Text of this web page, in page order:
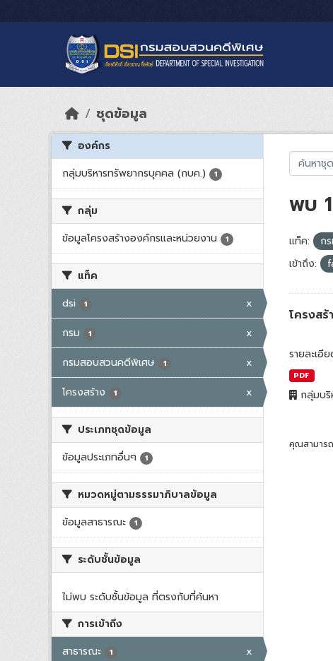
ชุดข้อมูล
องค์กร
กลุ่มบริหารทรัพยากรบุคคล (กบค.)
1
กลุ่ม
ข้อมูลโครงสร้างองค์กรและหน่วยงาน
1
แท็ค
dsi
1
x
กรม
1
x
กรมสอบสวนคดีพิเศษ
1
x
โครงสร้าง
1 x
ประเภทชุดข้อมูล
ข้อมูลประเภทอื่นๆ
1
หมวดหมู่ตามธรรมาภิบาลข้อมูล
ข้อมูลสาธารณะ
1
ระดับชั้นข้อมูล
ไม่พบ ระดับชั้นข้อมูล ที่ตรงกับที่ค้นหา
การเข้าถึง
สาธารณะ
1 x
พบ
แท็ค: ก
เข้าถึง:
โครงสร้
รายละเอี
PDF
กลุ่มบริ
คุณสามาร